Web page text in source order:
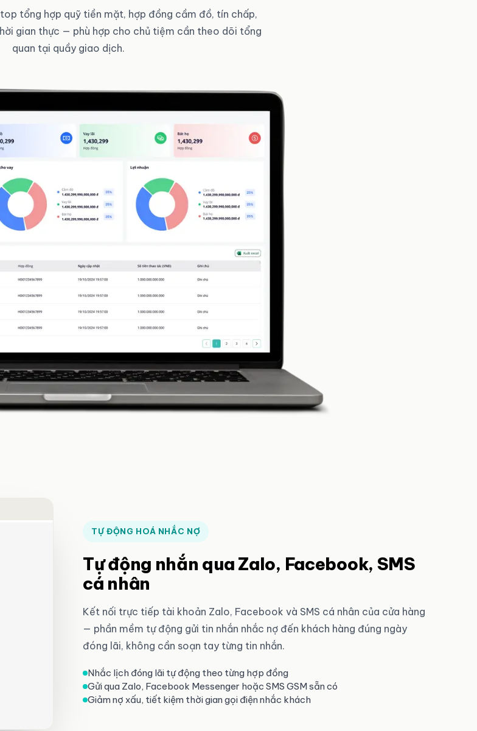
tổng hợp quỹ tiền mặt, hợp đồng cầm đồ, tín chấp,
gian thực — phù hợp cho chủ tiệm cần theo dõi tổng
quan tại quầy giao dịch.
TỰ ĐỘNG HOÁ NHẮC NỢ
Tự động nhắn qua Zalo, Facebook, SMS
cá nhân
Kết nối trực tiếp tài khoản Zalo, Facebook và SMS cá nhân của cửa hàng
— phần mềm tự động gửi tin nhắn nhắc nợ đến khách hàng đúng ngày
đóng lãi, không cần soạn tay từng tin nhắn.
Nhắc lịch đóng lãi tự động theo từng hợp đồng
Gửi qua Zalo, Facebook Messenger hoặc SMS GSM sẵn có
Giảm nợ xấu, tiết kiệm thời gian gọi điện nhắc khách